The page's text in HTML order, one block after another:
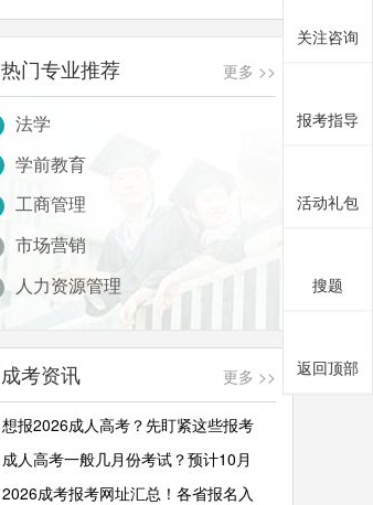
热门专业推荐 更多 >>
法学
学前教育
工商管理
市场营销
人力资源管理
成考资讯 更多 >>
想报2026成人高考？先盯紧这些报考
成人高考一般几月份考试？预计10月
2026成考报考网址汇总！各省报名入
关注咨询
报考指导
活动礼包
搜题
返回顶部